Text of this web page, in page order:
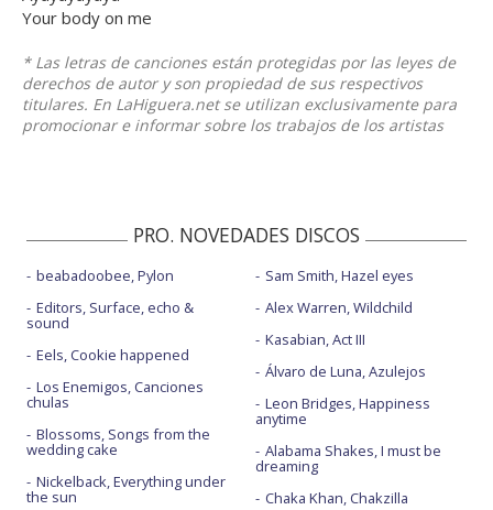
Your body on me
* Las letras de canciones están protegidas por las leyes de
derechos de autor y son propiedad de sus respectivos
titulares. En LaHiguera.net se utilizan exclusivamente para
promocionar e informar sobre los trabajos de los artistas
PRO. NOVEDADES DISCOS
beabadoobee, Pylon
Editors, Surface, echo &
sound
Eels, Cookie happened
Los Enemigos, Canciones
chulas
Blossoms, Songs from the
wedding cake
Nickelback, Everything under
the sun
Sam Smith, Hazel eyes
Alex Warren, Wildchild
Kasabian, Act III
Álvaro de Luna, Azulejos
Leon Bridges, Happiness
anytime
Alabama Shakes, I must be
dreaming
Chaka Khan, Chakzilla